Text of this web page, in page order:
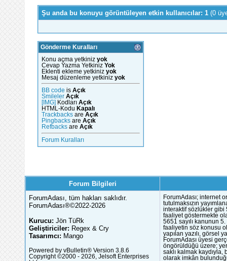
Şu anda bu konuyu görüntüleyen etkin kullanıcılar: 1 (0
Gönderme Kuralları
Konu açma yetkiniz yok
Cevap Yazma Yetkiniz Yok
Eklenti ekleme yetkiniz yok
Mesaj düzenleme yetkiniz yok
BB code is Açık
Smileler Açık
[IMG]
Kodları Açık
HTML-Kodu Kapalı
Trackbacks are Açık
Pingbacks are Açık
Refbacks are Açık
Forum Kuralları
Forum Bilgileri
ForumAdası, tüm hakları saklıdır.
ForumAdası®©2022-2026
Kurucu: Jön TüRk
Geliştiriciler: Regex & Cry
Tasarımcı: Mango
Powered by vBulletin® Version 3.8.6
Copyright ©2000 - 2026, Jelsoft Enterprises
ForumAdası; internet
tutulmaksızın
interaktif sözlükler gibi
faaliyet göstermekte
5651 sayılı kanunun
faaliyetin söz konusu
yapılan yazılı, görsel
ForumAdası üyesi
öngörüldüğü üzere;
saklı kalmak
olarak imkân